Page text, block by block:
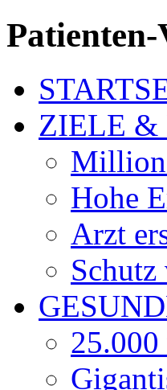
ZIELE &
Hohe
Arzt